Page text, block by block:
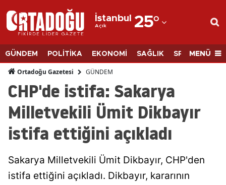
İstanbul
Açık 25°
Adana
Adıyaman
Afyonkarahisar
Ağrı
Amasya
Ankara
Antalya
Artvin
GÜNDEM POLİTİKA EKONOMİ SAĞLIK SPORMENÜ
Ortadoğu Gazetesi GÜNDEM
CHP'de istifa: Sakarya
Milletvekili Ümit Dikbayır
istifa ettiğini açıkladı
Sakarya Milletvekili Ümit Dikbayır, CHP'den
istifa ettiğini açıkladı. Dikbayır, kararının